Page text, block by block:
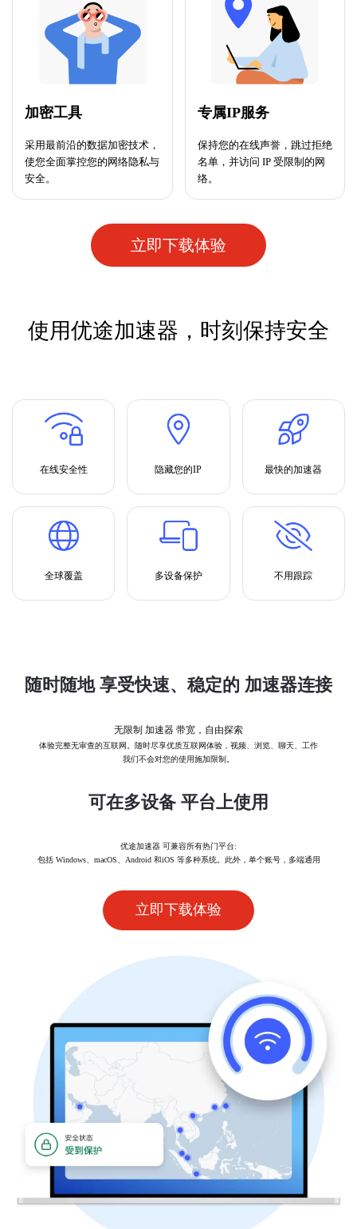
加密工具
采用最前沿的数据加密技术，
使您全面掌控您的网络隐私与
安全。
专属IP服务
保持您的在线声誉，跳过拒绝
名单，并访问 IP 受限制的网
络。
立即下载体验
使用优途加速器，时刻保持安全
在线安全性 隐藏您的IP 最快的加速器
全球覆盖 多设备保护 不用跟踪
随时随地 享受快速、稳定的 加速器连接
无限制 加速器 带宽，自由探索
体验完整无审查的互联网。随时尽享优质互联网体验，视频、浏览、聊天、工作
我们不会对您的使用施加限制。
可在多设备 平台上使用
优途加速器 可兼容所有热门平台:
包括 Windows、macOS、Android 和iOS 等多种系统。此外，单个账号，多端通用
立即下载体验